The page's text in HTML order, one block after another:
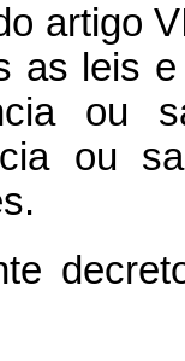
artigo
as leis
ou
ou